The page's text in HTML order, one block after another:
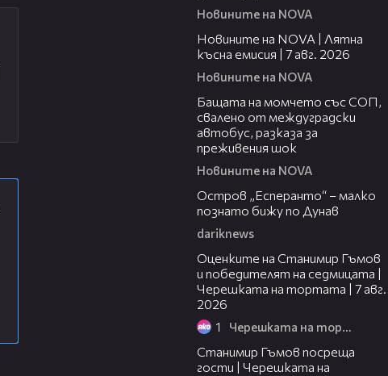
Новините на NOVA
Новините на NOVA | Лятна
късна емисия | 7 авг. 2026
Новините на NOVA
Бащата на момчето със СОП,
свалено от междуградски
автобус, разказа за
преживения шок
Новините на NOVA
Остров „Есперанто“ – малко
познато бижу по Дунав
dariknews
Оценките на Станимир Гъмов
и победителят на седмицата |
Черешката на тортата | 7 авг.
2026
1 Черешката на тортата
Станимир Гъмов посреща
гости | Черешката на